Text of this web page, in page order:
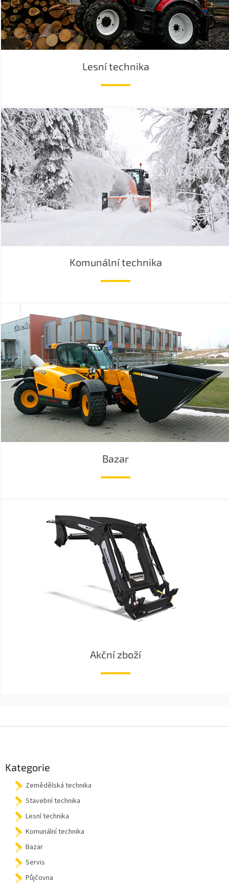
Lesní technika
Komunální technika
Bazar
Akční zboží
Kategorie
Zemědělská technika
Stavební technika
Lesní technika
Komunální technika
Bazar
Servis
Půjčovna